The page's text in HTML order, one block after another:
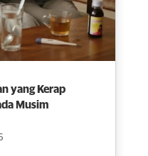
yang Kerap
Musim